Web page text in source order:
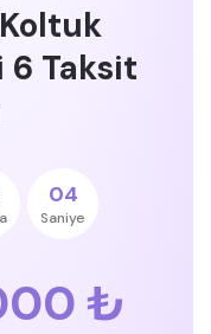
6 Taksit
03
Saniye
₺